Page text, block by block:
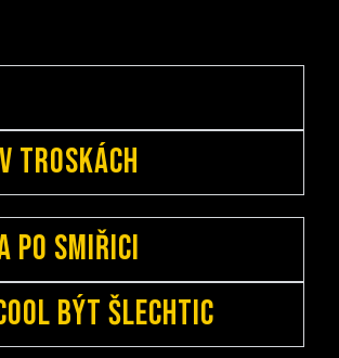
Troskách
po Smiřici
být šlechtic